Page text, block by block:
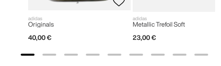
adidas
Originals
40,00 €
adidas
Metallic Trefoil Soft
23,00 €